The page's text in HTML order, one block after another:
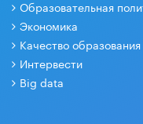
Образовательная
Экономика
Качество образования
Интервести
Big data